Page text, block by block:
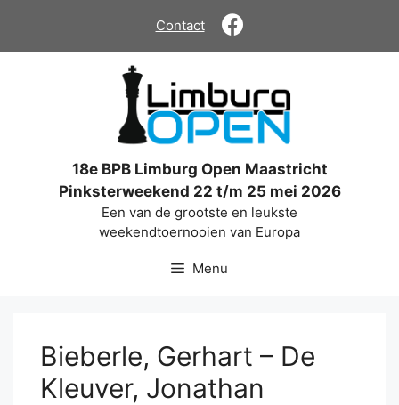
de
Contact
18e BPB Limburg Open Maastricht
Pinksterweekend 22 t/m 25 mei 2026
Een van de grootste en leukste
weekendtoernooien van Europa
Menu
Bieberle, Gerhart – De
Kleuver, Jonathan